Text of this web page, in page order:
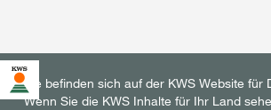
Sie befinden sich auf der KWS Website für
Wenn Sie die KWS Inhalte für Ihr Land